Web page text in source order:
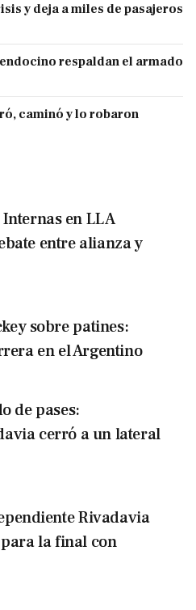
y deja a miles de pasajeros
respaldan el armado
caminó y lo robaron
Internas en LLA
entre alianza y
sobre patines:
en el Argentino
de pases:
cerró a un lateral
Rivadavia
la final con